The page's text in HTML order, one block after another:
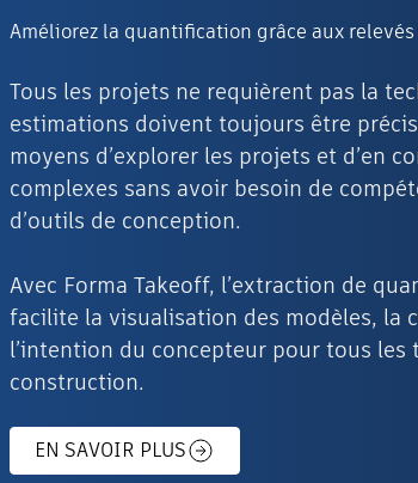
Améliorez la quantification grâce aux
Tous les projets ne requièrent pas la
estimations doivent toujours être
moyens d’explorer les projets et d’en
complexes sans avoir besoin de
d’outils de conception.
Avec Forma Takeoff, l’extraction de
facilite la visualisation des modèles, la
l’intention du concepteur pour tous les
construction.
EN SAVOIR PLUS